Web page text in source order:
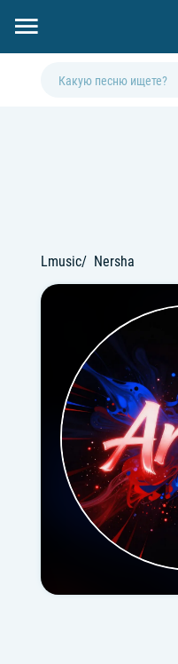
Lmusic Nersha